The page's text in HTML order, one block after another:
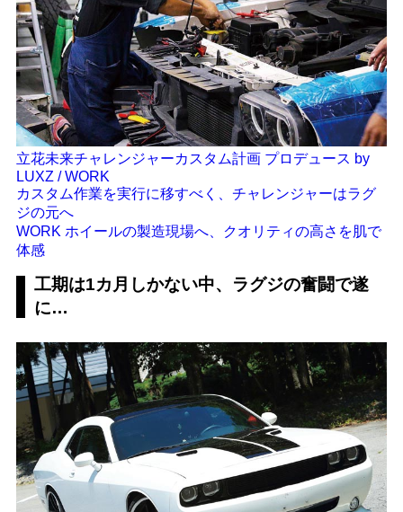
立花未来チャレンジャーカスタム計画 プロデュース by
LUXZ / WORK
カスタム作業を実行に移すべく、チャレンジャーはラグ
ジの元へ
WORK ホイールの製造現場へ、クオリティの高さを肌で
体感
工期は1カ月しかない中、ラグジの奮闘で遂
に…